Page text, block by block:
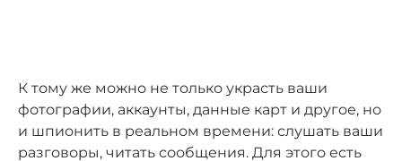
К тому же можно не только украсть ваши
фотографии, аккаунты, данные карт и другое, но
и шпионить в реальном времени: слушать ваши
разговоры, читать сообщения. Для этого есть